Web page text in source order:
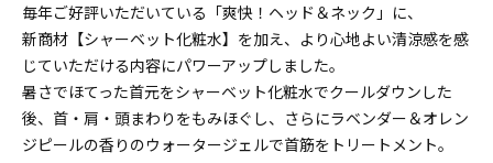
毎年ご好評いただいている「爽快！ヘッド＆ネック」に、
新商材【シャーベット化粧水】を加え、より心地よい清涼感を感
じていただける内容にパワーアップしました。
暑さでほてった首元をシャーベット化粧水でクールダウンした
後、首・肩・頭まわりをもみほぐし、さらにラベンダー＆オレン
ジピールの香りのウォータージェルで首筋をトリートメント。